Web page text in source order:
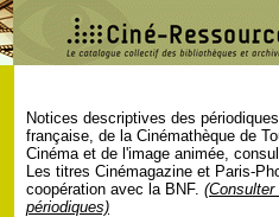
Notices descriptives des
française, de la Cinémathèque de
Cinéma et de l'image animée,
Les titres Cinémagazine et Paris-
coopération avec la BNF.
périodiques)